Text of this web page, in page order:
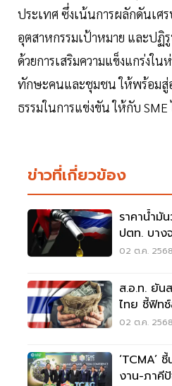
ประเทศ ซึ่งเน้นการผลักดันเศร
อุตสาหกรรมเป้าหมาย และปฏิ
ด้วยการเสริมความแข็งแกร่งใ
ทักษะคนและชุมชน ให้พร้อมสู่
ธรรมในการแข่งขัน ให้กับ SME
ข่าวที่เกี่ยวข้อง
ราคาน้ำมั
ปตท. บาง
02 ต.ค.
ส.อ.ท. ยัน
ไทย ชี้ฟิท
แบงก์จากภ
02 ต.ค.
‘TCMA’
งาน-ภาคี